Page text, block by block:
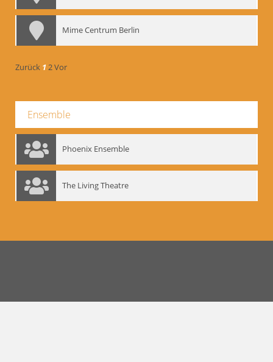
Mime Centrum Berlin
Zurück 12Vor
Ensemble
Phoenix Ensemble
The Living Theatre